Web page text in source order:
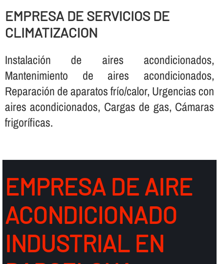
EMPRESA DE SERVICIOS DE
CLIMATIZACION
Instalación de aires acondicionados,
Mantenimiento de aires acondicionados,
Reparación de aparatos frí­o/calor, Urgencias con
aires acondicionados, Cargas de gas, Cámaras
frigorí­ficas.
EMPRESA DE AIRE
ACONDICIONADO
INDUSTRIAL EN